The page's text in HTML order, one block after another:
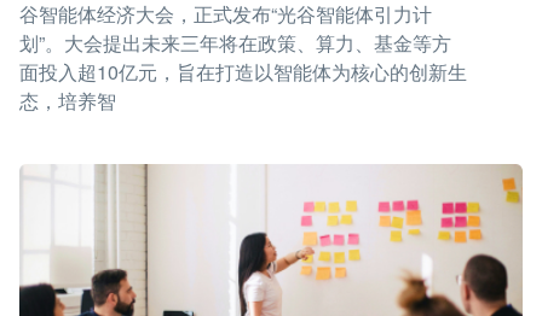
谷智能体经济大会，正式发布“光谷智能体引力计
划”。大会提出未来三年将在政策、算力、基金等方
面投入超10亿元，旨在打造以智能体为核心的创新生
态，培养智